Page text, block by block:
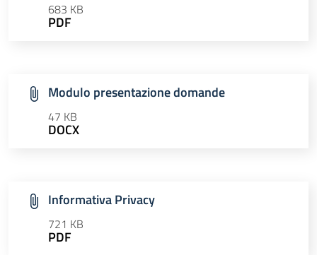
683 KB
PDF
Modulo presentazione domande
47 KB
DOCX
Informativa Privacy
721 KB
PDF